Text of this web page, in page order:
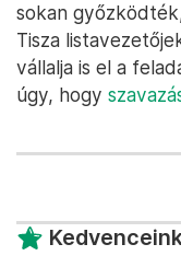
sokan
Tisza
vállalja is el a
úgy, hogy